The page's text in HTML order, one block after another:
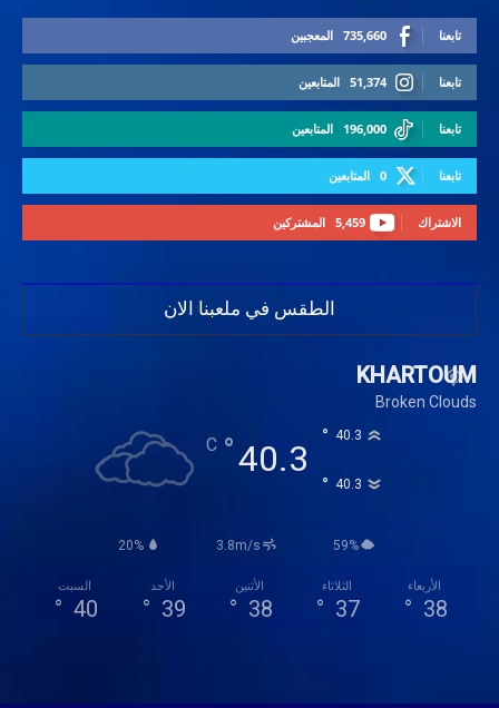
735,660 المعجبين تابعنا
51,374 المتابعين تابعنا
196,000 المتابعين تابعنا
0 المتابعين تابعنا
5,459 المشتركين الاشتراك
الطقس في ملعبنا الان
KHARTOUM
Broken Clouds
40.3
°
C 40.3
°
40.3
°
20% 3.8m/s 59%
السبت
40
°
الأحد
39
°
الأثنين
38
°
الثلاثاء
37
°
الأربعاء
38
°